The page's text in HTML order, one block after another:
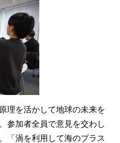
理を活かして地球の未来を
参加者全員で意見を交わし
「渦を利用して海のプラス